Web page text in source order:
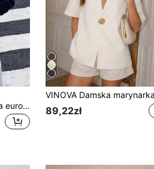
DEEKA Jesień/Zima Nowa europejska i amerykańska moda Minimalistyczna uniwersalna kurtka ze stójką dla kobiet 89,22zł